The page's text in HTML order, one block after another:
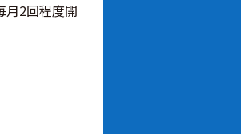
2回程度開